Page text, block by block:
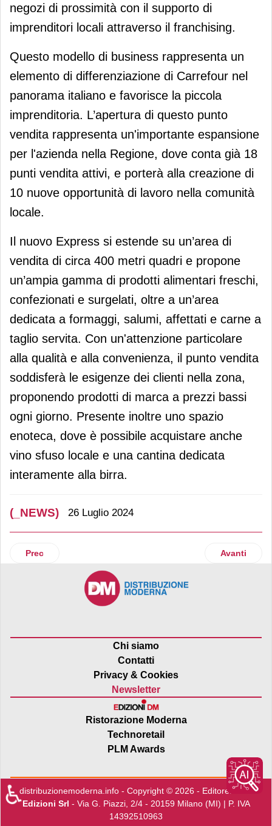
negozi di prossimità con il supporto di
imprenditori locali attraverso il franchising.
Questo modello di business rappresenta un
elemento di differenziazione di Carrefour nel
panorama italiano e favorisce la piccola
imprenditoria. L’apertura di questo punto
vendita rappresenta un'importante espansione
per l'azienda nella Regione, dove conta già 18
punti vendita attivi, e porterà alla creazione di
10 nuove opportunità di lavoro nella comunità
locale.
Il nuovo Express si estende su un’area di
vendita di circa 400 metri quadri e propone
un’ampia gamma di prodotti alimentari freschi,
confezionati e surgelati, oltre a un’area
dedicata a formaggi, salumi, affettati e carne a
taglio servita. Con un'attenzione particolare
alla qualità e alla convenienza, il punto vendita
soddisferà le esigenze dei clienti nella zona,
proponendo prodotti di marca a prezzi bassi
ogni giorno. Presente inoltre uno spazio
enoteca, dove è possibile acquistare anche
vino sfuso locale e una cantina dedicata
interamente alla birra.
(_NEWS) 26 Luglio 2024
Articolo precedente: Da DimmidiSì nascono gli innovativi
Prec Articolo
Avanti
Chi siamo
Contatti
Privacy & Cookies
Newsletter
Ristorazione Moderna
Technoretail
PLM Awards
distribuzionemoderna.info - Copyright © 2026 - Editore:Edra
Edizioni Srl - Via G. Piazzi, 2/4 - 20159 Milano (MI) | P. IVA
14392510963